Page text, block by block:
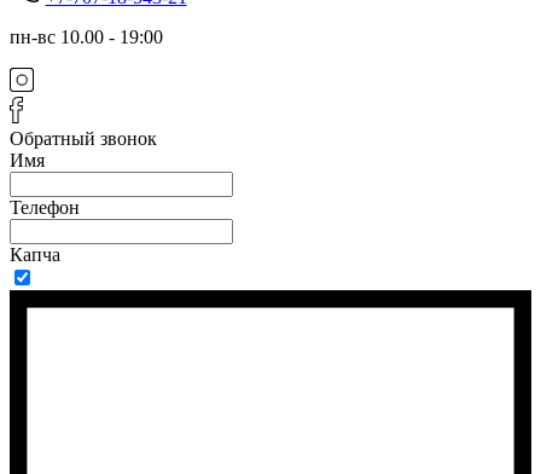
пн-вс 10.00 - 19:00
Обратный звонок
Имя
Телефон
Капча